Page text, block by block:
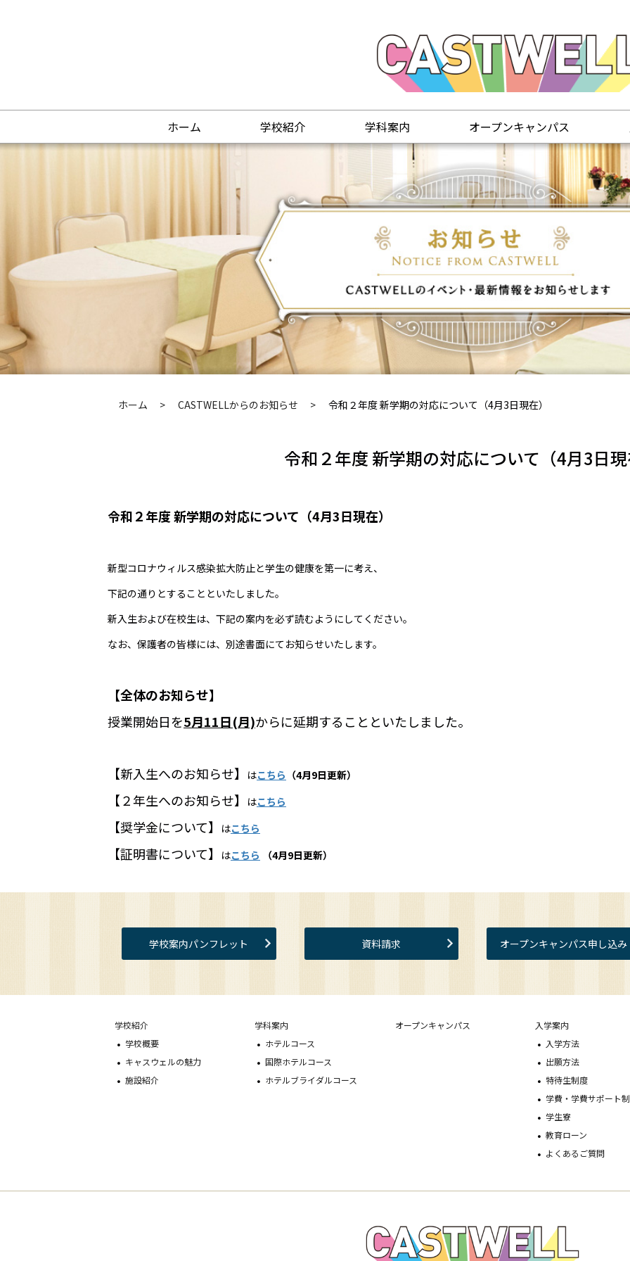
ホーム 学校紹介 学科案内 オープンキャンパス
ホーム CASTWELLからのお知らせ 令和２年度 新学期の対応について（4月3日現在）
令和２年度 新学期の対応について（4月3日
令和２年度 新学期の対応について（4月3日現在）
新型コロナウィルス感染拡大防止と学生の健康を第一に考え、
下記の通りとすることといたしました。
新入生および在校生は、下記の案内を必ず読むようにしてください。
なお、保護者の皆様には、別途書面にてお知らせいたします。
【全体のお知らせ】
授業開始日を5月11日(月)からに延期することといたしました。
【新入生へのお知らせ】 はこちら （4月9日更新）
【２年生へのお知らせ】 はこちら
【奨学金について】 はこちら
【証明書について】 はこちら （4月9日更新）
学校案内パンフレット 資料請求 オープンキャンパス申し込み
学校紹介
学校概要
キャスウェルの魅力
施設紹介
学科案内
ホテルコース
国際ホテルコース
ホテルブライダルコース
オープンキャンパス
入学案内
入学方法
出願方法
特待生制度
学費・学費サポート
学生寮
教育ローン
よくあるご質問